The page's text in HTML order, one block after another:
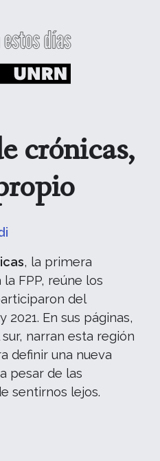
crónicas,
, la primera
FPP, reúne los
del
2021. En sus páginas,
narran esta región
definir una nueva
pesar de las
sentirnos lejos.